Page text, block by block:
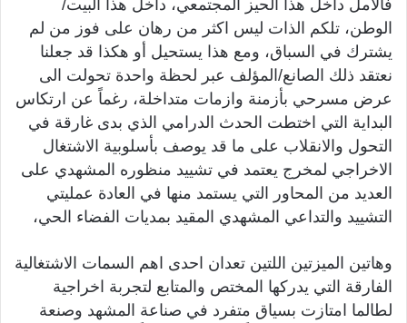
فالأمل داخل هذا الحيز المجتمعي، داخل هذا البيت/
الوطن، تلكم الذات ليس اكثر من رهان على فوز من لم
يشترك في السباق، ومع هذا يستحيل أو هكذا قد جعلنا
نعتقد ذلك الصانع/المؤلف عبر لحظة واحدة تحولت الى
عرض مسرحي بأزمنة وازمات متداخلة، رغماً عن ارتكاس
البداية التي اختطت الحدث الدرامي الذي بدى غارقة في
التحول والانقلاب على ما قد يوصف بأسلوبية الاشتغال
الاخراجي لمخرج يعتمد في تشييد منظوره المشهدي على
العديد من المحاور التي يستمد منها في العادة عمليتي
التشييد والتداعي المشهدي المقيد بمديات الفضاء الحي،
وهاتين الميزتين اللتين تعدان احدى اهم السمات الاشتغالية
الفارقة التي يدركها المختص والمتابع لتجربة اخراجية
لطالما امتازت بسياق متفرد في صناعة المشهد وصنعة